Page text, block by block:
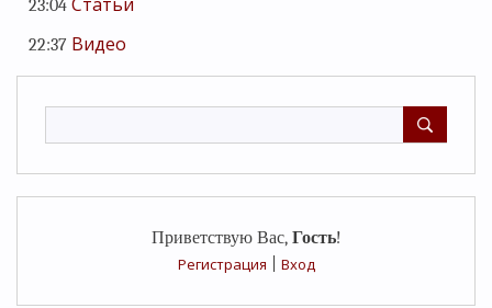
Приветствую Вас, Гость!
Регистрация
Вход
23:04
22:37 Видео